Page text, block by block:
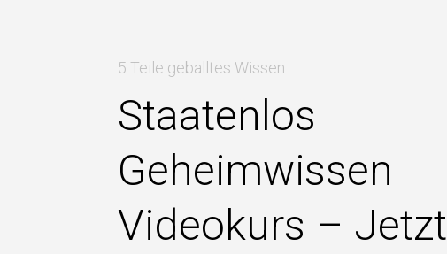
5 Teile geballtes Wissen
Staatenlos
Geheimwissen
Videokurs – Jetzt